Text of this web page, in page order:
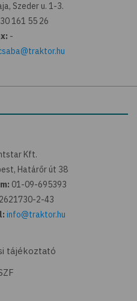
Szeder u. 1-3.
161 55 26
-
Kft.
Határőr út 38
01-09-695393
2-43
info@traktor.hu
tájékoztató